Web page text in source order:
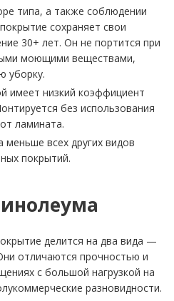
типа, а также соблюдении
сохраняет свои
30+ лет. Он не портится при
моющими веществами,
уборку.
имеет низкий коэффициент
без использования
ламината.
всех других видов
покрытий.
делится на два вида —
отличаются прочностью и
с большой нагрузкой на
разновидности.